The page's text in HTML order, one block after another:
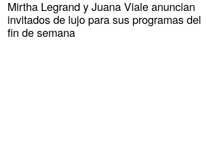
Mirtha Legrand y Juana Viale anuncian
invitados de lujo para sus programas del
fin de semana